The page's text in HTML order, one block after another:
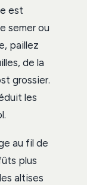
est
semer ou
paillez
de la
grossier.
les
au fil de
plus
altises